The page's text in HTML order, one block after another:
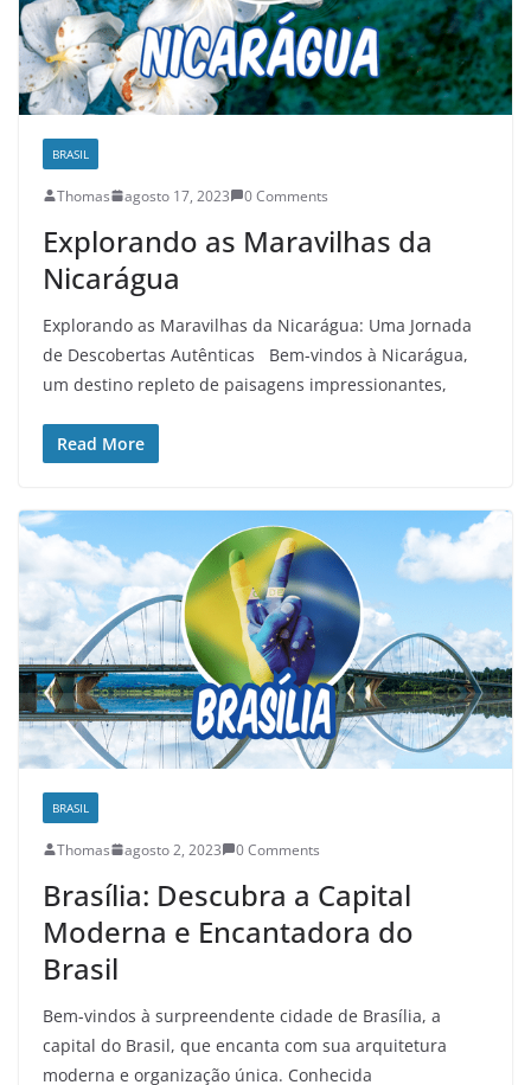
BRASIL
Thomas agosto 17, 2023 0 Comments
Explorando as Maravilhas da
Nicarágua
Explorando as Maravilhas da Nicarágua: Uma Jornada
de Descobertas Autênticas Bem-vindos à Nicarágua,
um destino repleto de paisagens impressionantes,
Read More
BRASIL
Thomas agosto 2, 2023 0 Comments
Brasília: Descubra a Capital
Moderna e Encantadora do
Brasil
Bem-vindos à surpreendente cidade de Brasília, a
capital do Brasil, que encanta com sua arquitetura
moderna e organização única. Conhecida